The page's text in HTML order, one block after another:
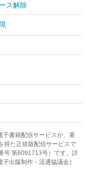
ス解除
子書籍配信サービスが、著
得た正規版配信サービスで
号 第6091713号）です。詳
出版制作・流通協議会］